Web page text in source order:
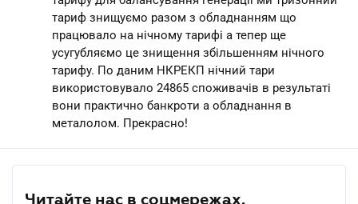
тариф знищуємо разом з обладнанням що
працювало на нічному тарифі а тепер ще
усугубляємо це знищення збільшенням нічного
тарифу. По даним НКРЕКП нічний тари
використовувало 24865 споживачів в результаті
вони практично банкроти а обладнання в
металолом. Прекрасно!
Читайте нас в соцмережах.